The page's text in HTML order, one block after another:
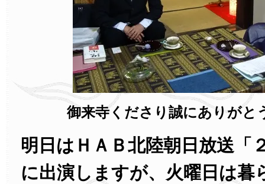
御来寺くださり誠にありがと
明日はＨＡＢ北陸朝日放送「
に出演しますが、火曜日は暮